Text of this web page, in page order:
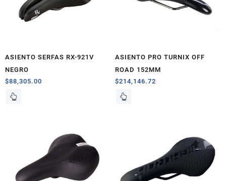
ASIENTO SERFAS RX-921V
NEGRO
$88,305.00
ASIENTO PRO TURNIX OFF
ROAD 152MM
$214,146.72